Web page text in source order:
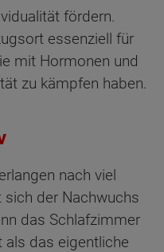
fördern.
essenziell für
mit Hormonen und
zu kämpfen haben.
nach viel
sich der Nachwuchs
das Schlafzimmer
als das eigentliche